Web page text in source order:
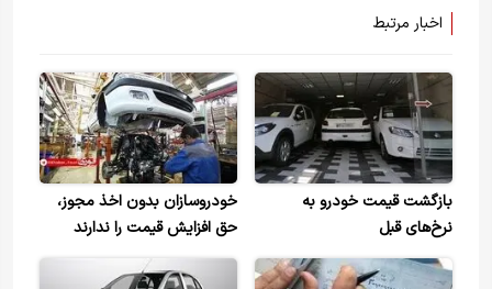
اخبار مرتبط
بازگشت قیمت خودرو به
نرخ‌های قبل
خودروسازان بدون اخذ مجوز،
حق افزایش قیمت را ندارند